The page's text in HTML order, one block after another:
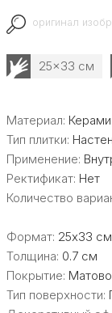
оригинал
25x33 см
Материал:
Тип плитки:
Применение:
Ректификат: Нет
Количество
Формат: 25x33 см
Толщина: 0.7 см
Покрытие:
Тип поверхности: